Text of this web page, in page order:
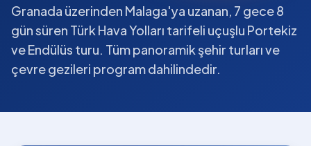
Granada üzerinden Malaga'ya uzanan, 7 gece 8
gün süren Türk Hava Yolları tarifeli uçuşlu Portekiz
ve Endülüs turu. Tüm panoramik şehir turları ve
çevre gezileri program dahilindedir.